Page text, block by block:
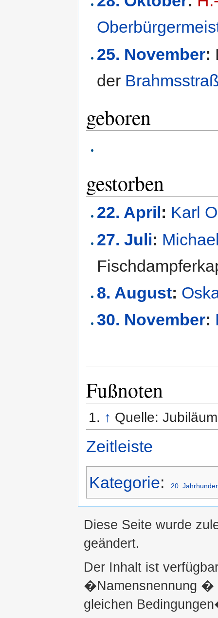
25. November:
der
geboren
gestorben
22. April: Karl
27. Juli:
8. August:
30. November:
Fußnoten
↑ Quelle:
Zeitleiste
Kategorie: 20.
Diese Seite wurde
geändert.
Der Inhalt ist
�Namensnennung �
gleichen